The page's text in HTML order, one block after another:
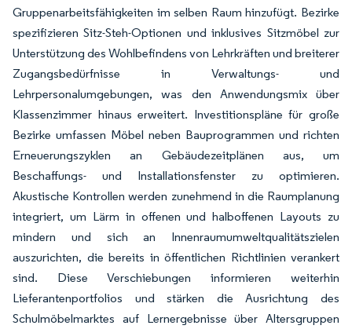
Gruppenarbeitsfähigkeiten im selben Raum hinzufügt. Bezirke
spezifizieren Sitz-Steh-Optionen und inklusives Sitzmöbel zur
Unterstützung des Wohlbefindens von Lehrkräften und breiterer
Zugangsbedürfnisse in Verwaltungs- und
Lehrpersonalumgebungen, was den Anwendungsmix über
Klassenzimmer hinaus erweitert. Investitionspläne für große
Bezirke umfassen Möbel neben Bauprogrammen und richten
Erneuerungszyklen an Gebäudezeitplänen aus, um
Beschaffungs- und Installationsfenster zu optimieren.
Akustische Kontrollen werden zunehmend in die Raumplanung
integriert, um Lärm in offenen und halboffenen Layouts zu
mindern und sich an Innenraumumweltqualitätszielen
auszurichten, die bereits in öffentlichen Richtlinien verankert
sind. Diese Verschiebungen informieren weiterhin
Lieferantenportfolios und stärken die Ausrichtung des
Schulmöbelmarktes auf Lernergebnisse über Altersgruppen